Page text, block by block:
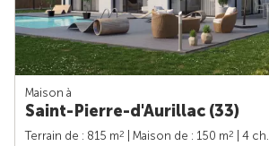
Maison à
Saint-Pierre-d'Aurillac (33)
Terrain de : 815 m2 | Maison de : 150 m2
| 4 ch.